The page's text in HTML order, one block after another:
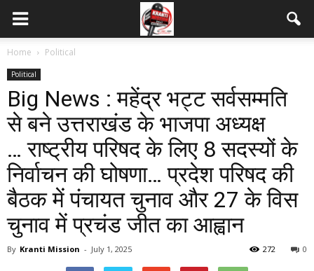
Home Political
Political
Big News : महेंद्र भट्ट सर्वसम्मति
से बने उत्तराखंड के भाजपा अध्यक्ष
… राष्ट्रीय परिषद के लिए 8 सदस्यों के
निर्वाचन की घोषणा… प्रदेश परिषद की
बैठक में पंचायत चुनाव और 27 के विस
चुनाव में प्रचंड जीत का आह्वान
By Kranti Mission - July 1, 2025 0
272